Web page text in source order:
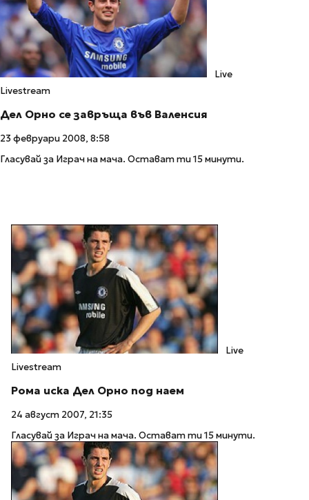
Live
Livestream
Дел Орно се завръща във Валенсия
23 февруари 2008, 8:58
Гласувай за Играч на мача. Остават ти 15 минути.
Live
Livestream
Рома иска Дел Орно под наем
24 август 2007, 21:35
Гласувай за Играч на мача. Остават ти 15 минути.